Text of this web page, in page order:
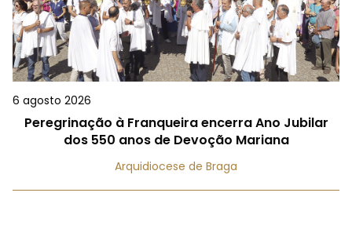
6 agosto 2026
Peregrinação à Franqueira encerra Ano Jubilar
dos 550 anos de Devoção Mariana
Arquidiocese de Braga